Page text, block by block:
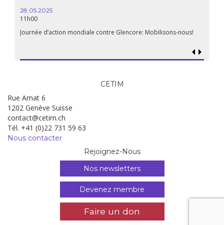
28.05.2025
11h00
Journée d’action mondiale contre Glencore: Mobilisons-nous!
CETIM
Rue Amat 6
1202 Genève Suisse
contact@cetim.ch
Tél. +41 (0)22 731 59 63
Nous contacter
Rejoignez-Nous
Nos newsletters
Devenez membre
Faire un don